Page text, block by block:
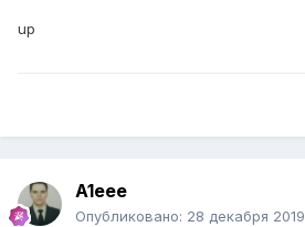
up
A1eee
Опубликовано: 28 декабря 2019